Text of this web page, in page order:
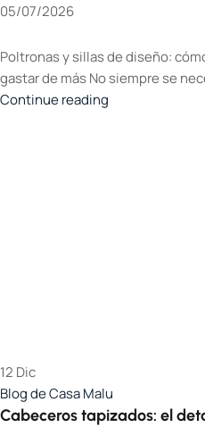
05/07/2026
Poltronas y sillas de diseño:
gastar de más No siempre se
Continue reading
12 Dic
Blog de Casa Malu
Cabeceros tapizados: el